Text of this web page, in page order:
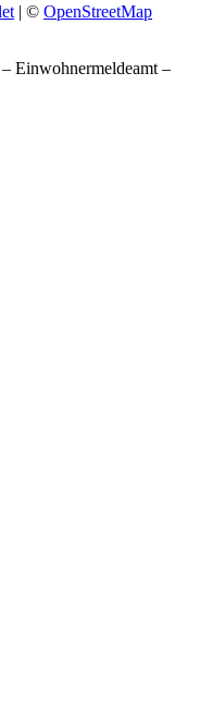
| © OpenStreetMap
Einwohnermeldeamt –